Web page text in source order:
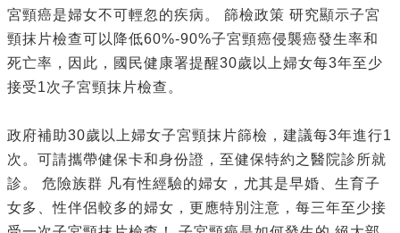
宮頸癌是婦女不可輕忽的疾病。 篩檢政策 研究顯示子宮
頸抹片檢查可以降低60%-90%子宮頸癌侵襲癌發生率和
死亡率，因此，國民健康署提醒30歲以上婦女每3年至少
接受1次子宮頸抹片檢查。
政府補助30歲以上婦女子宮頸抹片篩檢，建議每3年進行1
次。可請攜帶健保卡和身份證，至健保特約之醫院診所就
診。 危險族群 凡有性經驗的婦女，尤其是早婚、生育子
女多、性伴侶較多的婦女，更應特別注意，每三年至少接